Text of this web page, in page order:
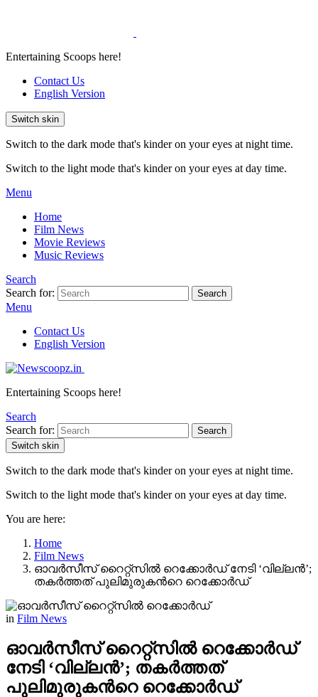
Entertaining Scoops here!
Contact Us
English Version
Switch skin
Switch to the dark mode that's kinder on your eyes at night time.
Switch to the light mode that's kinder on your eyes at day time.
Menu
Home
Film News
Movie Reviews
Music Reviews
Search
Search for:
Search
Menu
Contact Us
English Version
Entertaining Scoops here!
Search
Search for:
Search
Switch skin
Switch to the dark mode that's kinder on your eyes at night time.
Switch to the light mode that's kinder on your eyes at day time.
You are here:
Home
Film News
ഓവർസീസ് റൈറ്റ്സില്‍ റെക്കോർഡ് നേടി ‘വില്ലൻ’;
തകർത്തത് പുലിമുരുകന്‍റെ റെക്കോർഡ്
in Film News
ഓവർസീസ് റൈറ്റ്സില്‍ റെക്കോർഡ്
നേടി ‘വില്ലൻ’; തകർത്തത്
പുലിമുരുകന്‍റെ റെക്കോർഡ്